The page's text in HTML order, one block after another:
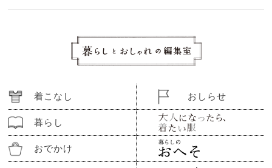
着こなし
暮らし
おでかけ
おしらせ